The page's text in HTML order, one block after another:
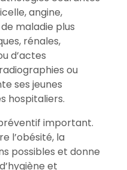
angine,
maladie plus
rénales,
d’actes
ou
ses jeunes
hospitaliers.
important.
l’obésité, la
possibles et donne
et